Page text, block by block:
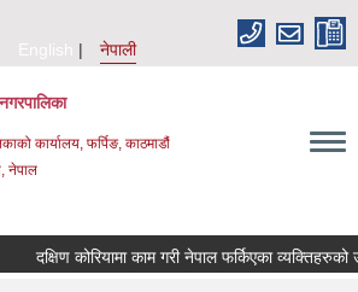
English
नेपाली
कार्यालय, फर्पिङ, काठमाडौं
नेपाल
दक्षिण कोरियामा काम गरी नेपाल फर्किएका